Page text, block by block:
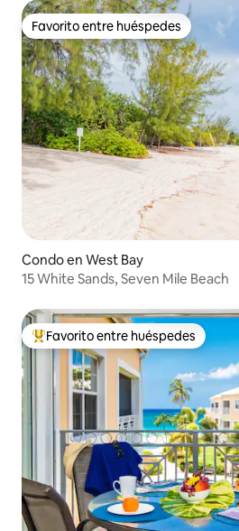
Favorito entre huéspedes
Favorito entre huéspedes
Condo en West Bay
15 White Sands, Seven Mile Beach
Favorito entre huéspedes preferido
Favorito entre huéspedes